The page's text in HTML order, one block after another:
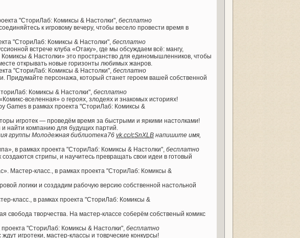
"СториЛаб: Комиксы & Настолки", бесплатно
к игровому вечеру, чтобы весело провести время в
"СториЛаб: Комиксы & Настолки", бесплатно
встрече клуба «Отаку», где мы обсуждаем всё: мангу,
& Настолки» это пространство для единомышленников, чтобы
открывать новые горизонты любимых жанров.
"СториЛаб: Комиксы & Настолки", бесплатно
Придумайте персонажа, который станет героем вашей собственной
Комиксы & Настолки", бесплатно
вселенная» о героях, злодеях и знакомых историях!
Games в рамках проекта "СториЛаб: Комиксы &
игротек — проведём время за быстрыми и яркими настолками!
найти компанию для будущих партий.
группы Молодежная библиотека76 vk.cc/cSnXLB напишите имя,
в рамках проекта "СториЛаб: Комиксы & Настолки", бесплатно
стрипы, и научитесь превращать свои идеи в готовый
Мастер-класс., в рамках проекта "СториЛаб: Комиксы &
логики и создадим рабочую версию собственной настольной
класс., в рамках проекта "СториЛаб: Комиксы &
свобода творчества. На мастер-классе соберём собственый комикс
"СториЛаб: Комиксы & Настолки", бесплатно
игротеки, мастер-классы и товрческие конкурсы!